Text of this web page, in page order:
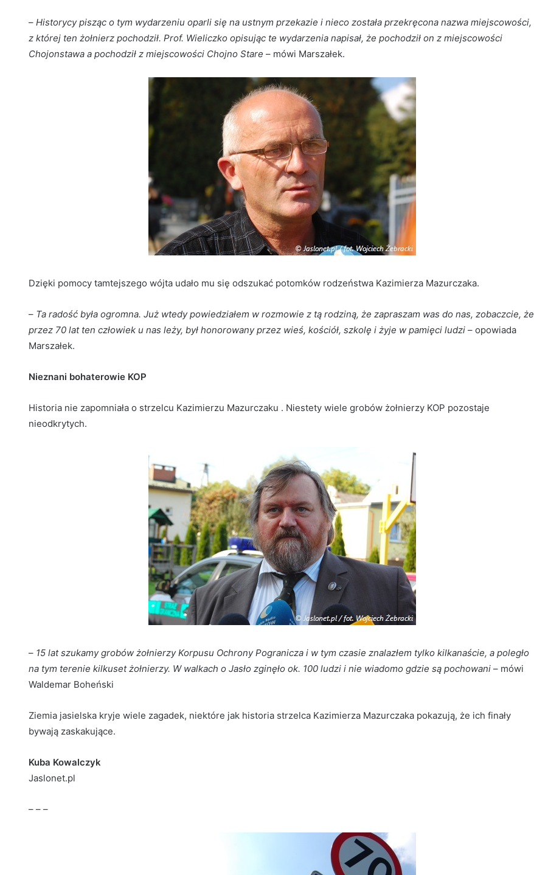
– Historycy pisząc o tym wydarzeniu oparli się na ustnym przekazie i nieco została przekręcona nazwa miejscowości,
z której ten żołnierz pochodził. Prof. Wieliczko opisując te wydarzenia napisał, że pochodził on z miejscowości
Chojonstawa a pochodził z miejscowości Chojno Stare – mówi Marszałek.
Dzięki pomocy tamtejszego wójta udało mu się odszukać potomków rodzeństwa Kazimierza Mazurczaka.
– Ta radość była ogromna. Już wtedy powiedziałem w rozmowie z tą rodziną, że zapraszam was do nas, zobaczcie, że
przez 70 lat ten człowiek u nas leży, był honorowany przez wieś, kościół, szkolę i żyje w pamięci ludzi – opowiada
Marszałek.
Nieznani bohaterowie KOP
Historia nie zapomniała o strzelcu Kazimierzu Mazurczaku . Niestety wiele grobów żołnierzy KOP pozostaje
nieodkrytych.
– 15 lat szukamy grobów żołnierzy Korpusu Ochrony Pogranicza i w tym czasie znalazłem tylko kilkanaście, a poległo
na tym terenie kilkuset żołnierzy. W walkach o Jasło zginęło ok. 100 ludzi i nie wiadomo gdzie są pochowani – mówi
Waldemar Boheński
Ziemia jasielska kryje wiele zagadek, niektóre jak historia strzelca Kazimierza Mazurczaka pokazują, że ich finały
bywają zaskakujące.
Kuba Kowalczyk
Jaslonet.pl
– – –